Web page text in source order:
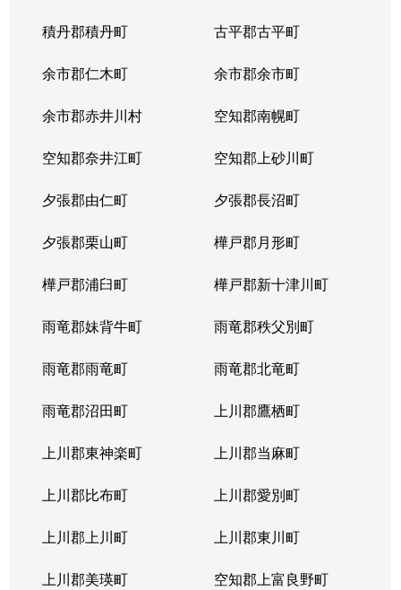
積丹郡積丹町 古平郡古平町
余市郡仁木町 余市郡余市町
余市郡赤井川村 空知郡南幌町
空知郡奈井江町 空知郡上砂川町
夕張郡由仁町 夕張郡長沼町
夕張郡栗山町 樺戸郡月形町
樺戸郡浦臼町 樺戸郡新十津川町
雨竜郡妹背牛町 雨竜郡秩父別町
雨竜郡雨竜町 雨竜郡北竜町
雨竜郡沼田町 上川郡鷹栖町
上川郡東神楽町 上川郡当麻町
上川郡比布町 上川郡愛別町
上川郡上川町 上川郡東川町
上川郡美瑛町 空知郡上富良野町